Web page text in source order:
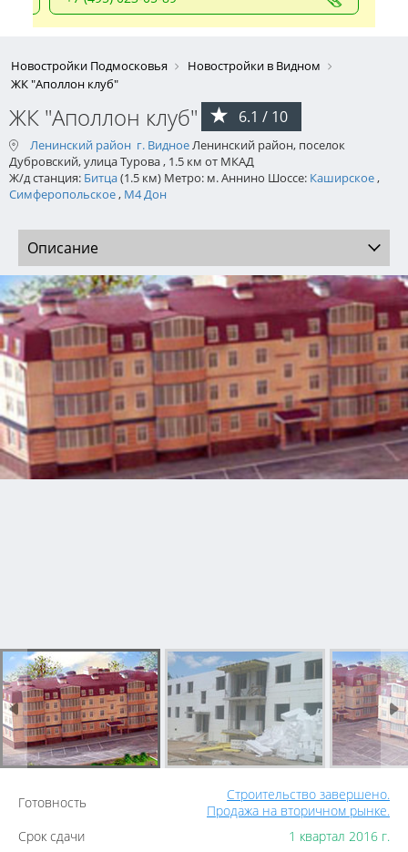
Новостройки Подмосковья
Новостройки в Видном
ЖК "Аполлон клуб"
ЖК "Аполлон клуб" 6.1 / 10
Ленинский район г. ВидноеЛенинский район, поселок
Дубровский, улица Турова , 1.5 км от МКАД
Ж/д станция: Битца(1.5 км) Метро: м. Аннино Шоссе: Каширское,
Симферопольское, М4 Дон
Описание
Готовность
Строительство завершено.
Продажа на вторичном рынке.
Срок сдачи
1 квартал 2016 г.